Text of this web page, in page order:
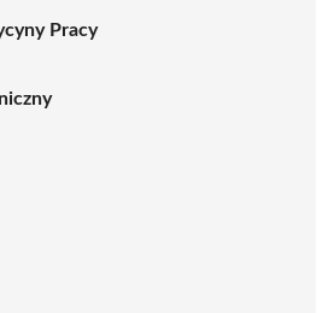
Pracy